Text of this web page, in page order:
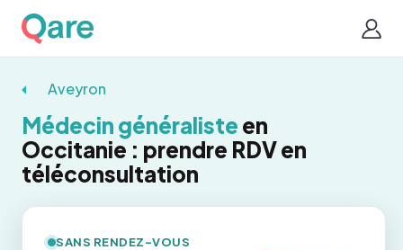
Aveyron
Médecin généraliste en
Occitanie : prendre RDV en
téléconsultation
SANS RENDEZ-VOUS